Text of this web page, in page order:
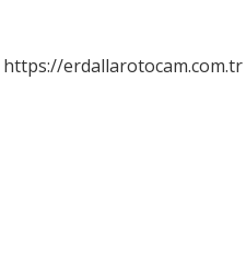
https://erdallarotocam.com.tr